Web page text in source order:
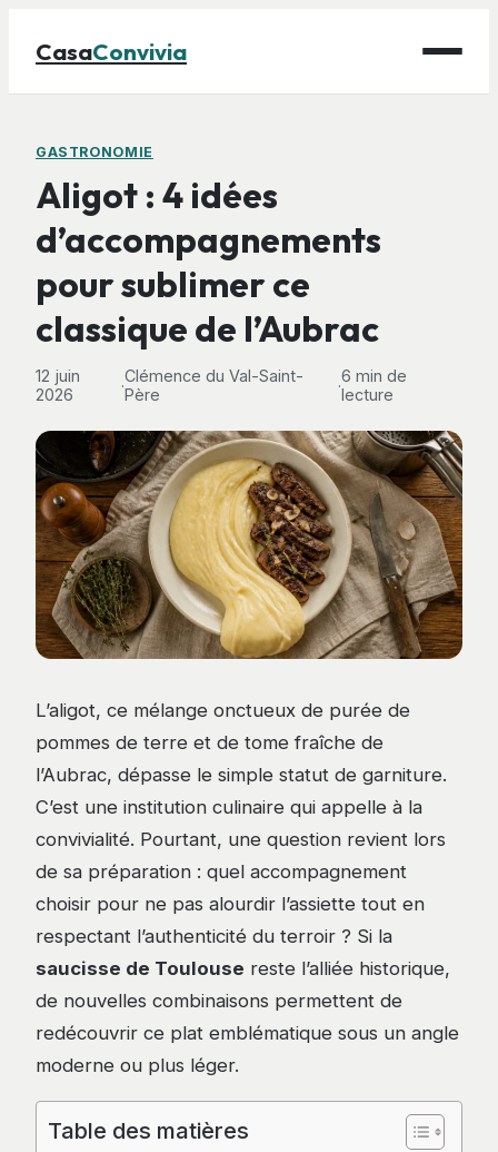
CasaConvivia
Maison
Bricolage
Déco
Gastronomie
Jardinage
GASTRONOMIE
Aligot : 4 idées
d’accompagnements
pour sublimer ce
classique de l’Aubrac
12 juin
2026
·Clémence du Val-Saint-
Père
·6 min de
lecture
L’aligot, ce mélange onctueux de purée de
pommes de terre et de tome fraîche de
l’Aubrac, dépasse le simple statut de garniture.
C’est une institution culinaire qui appelle à la
convivialité. Pourtant, une question revient lors
de sa préparation : quel accompagnement
choisir pour ne pas alourdir l’assiette tout en
respectant l’authenticité du terroir ? Si la
saucisse de Toulouse reste l’alliée historique,
de nouvelles combinaisons permettent de
redécouvrir ce plat emblématique sous un angle
moderne ou plus léger.
Table des matières